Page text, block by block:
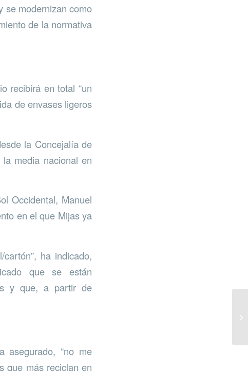
se modernizan como
de la normativa
recibirá en total “un
de envases ligeros
la Concejalía de
media nacional en
Occidental, Manuel
en el que Mijas ya
ha indicado,
que se están
y que, a partir de
“no me
que más reciclan en